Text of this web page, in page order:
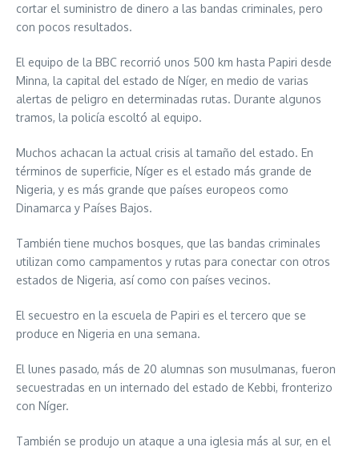
cortar el suministro de dinero a las bandas criminales, pero
con pocos resultados.
El equipo de la BBC recorrió unos 500 km hasta Papiri desde
Minna, la capital del estado de Níger, en medio de varias
alertas de peligro en determinadas rutas. Durante algunos
tramos, la policía escoltó al equipo.
Muchos achacan la actual crisis al tamaño del estado. En
términos de superficie, Níger es el estado más grande de
Nigeria, y es más grande que países europeos como
Dinamarca y Países Bajos.
También tiene muchos bosques, que las bandas criminales
utilizan como campamentos y rutas para conectar con otros
estados de Nigeria, así como con países vecinos.
El secuestro en la escuela de Papiri es el tercero que se
produce en Nigeria en una semana.
El lunes pasado, más de 20 alumnas son musulmanas, fueron
secuestradas en un internado del estado de Kebbi, fronterizo
con Níger.
También se produjo un ataque a una iglesia más al sur, en el